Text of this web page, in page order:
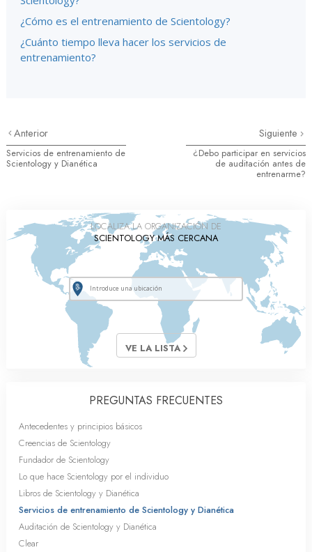
¿Cómo es el entrenamiento de Scientology?
¿Cuánto tiempo lleva hacer los servicios de
entrenamiento?
Anterior
Servicios de entrenamiento de
Scientology y Dianética
Siguiente
¿Debo participar en servicios
de auditación antes de
entrenarme?
LOCALIZA LA ORGANIZACIÓN DE
SCIENTOLOGY MÁS CERCANA
VE LA LISTA
PREGUNTAS FRECUENTES
Antecedentes y principios básicos
Creencias de Scientology
Fundador de Scientology
Lo que hace Scientology por el individuo
Libros de Scientology y Dianética
Servicios de entrenamiento de Scientology y Dianética
Auditación de Scientology y Dianética
Clear